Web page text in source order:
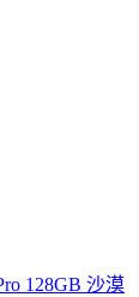
128GB 沙漠